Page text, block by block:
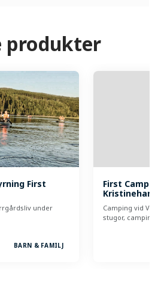
produkter
First
under
BARN & FAMILJ
First Camp
Camping vid
stugor,